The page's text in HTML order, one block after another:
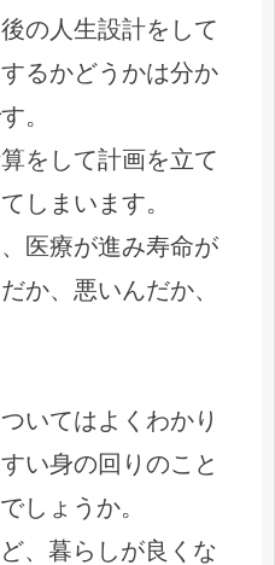
の人生設計をして
るかどうかは分か
。
をして計画を立て
しまいます。
医療が進み寿命が
か、悪いんだか、
いてはよくわかり
い身の回りのこと
しょうか。
、暮らしが良くな